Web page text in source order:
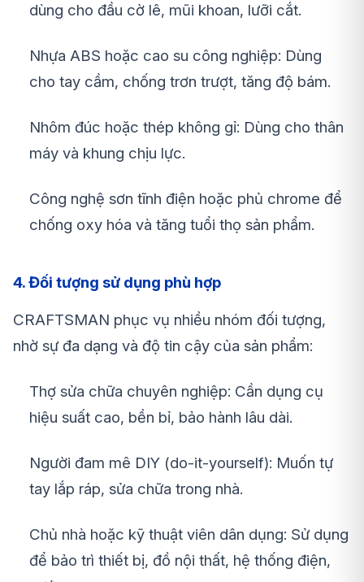
dùng cho đầu cờ lê, mũi khoan, lưỡi cắt.
Nhựa ABS hoặc cao su công nghiệp: Dùng
cho tay cầm, chống trơn trượt, tăng độ bám.
Nhôm đúc hoặc thép không gỉ: Dùng cho thân
máy và khung chịu lực.
Công nghệ sơn tĩnh điện hoặc phủ chrome để
chống oxy hóa và tăng tuổi thọ sản phẩm.
4. Đối tượng sử dụng phù hợp
CRAFTSMAN phục vụ nhiều nhóm đối tượng,
nhờ sự đa dạng và độ tin cậy của sản phẩm:
Thợ sửa chữa chuyên nghiệp: Cần dụng cụ
hiệu suất cao, bền bỉ, bảo hành lâu dài.
Người đam mê DIY (do-it-yourself): Muốn tự
tay lắp ráp, sửa chữa trong nhà.
Chủ nhà hoặc kỹ thuật viên dân dụng: Sử dụng
để bảo trì thiết bị, đồ nội thất, hệ thống điện,